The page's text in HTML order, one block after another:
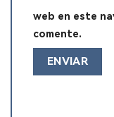
web en este
comente.